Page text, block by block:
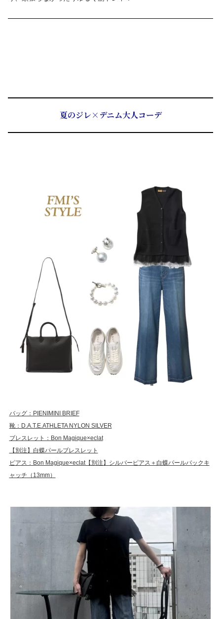
夏のジレ×デニム大人コーデ
バッグ：PIENIMINI BRIEF
靴：D.A.T.E.ATHLETA NYLON SILVER
ブレスレット：Bon Magique×eclat
【別注】白蝶パールブレスレット
ピアス：Bon Magique×eclat【別注】シルバーピアス＋白蝶パールバックキ
ャッチ（13mm）